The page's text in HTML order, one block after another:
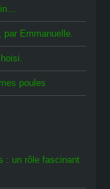
par Emmanuelle.
poules
: un rôle fascinant